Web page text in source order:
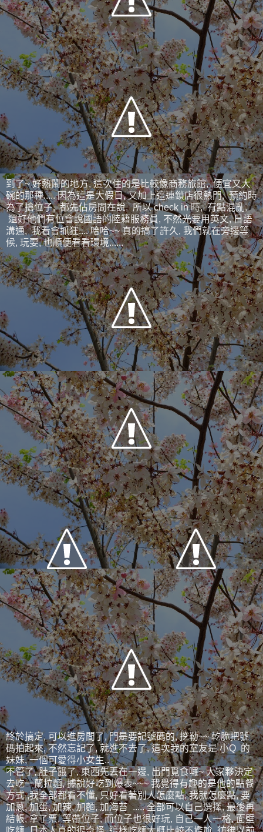
到了~ 好熱鬧的地方, 這次住的是比較像商務旅館, 便宜又大
碗的那種..... 因為這是大假日, 又加上這連鎖店很熱門, 預約時
為了搶位子, 都先佔房間在說, 所以 check in 時, 有點混亂,
還好他們有位會說國語的陸籍服務員, 不然光要用英文, 日語
溝通, 我看會抓狂.... 哈哈~~ 真的搞了許久, 我們就在旁邊等
候, 玩耍, 也順便看看環境......
終於搞定, 可以進房間了, 門是要記號碼的, 挖勒~~ 乾脆把號
碼拍起來, 不然忘記了, 就進不去了, 這次我的室友是 小Q 的
妹妹, 一個可愛得小女生..
不管了, 肚子餓了, 東西先丟在一邊, 出門覓食囉~ 大家夥決定
去吃一蘭拉麵, 據說好吃到爆表~~~ 我覺得有趣的是他的點餐
方式 ,我全部都看不懂, 只好看著別人怎麼點, 我就怎麼點, 要
加蔥, 加蛋, 加辣, 加麵, 加海苔 ..... 全部可以自己選擇, 最後再
結帳, 拿了票, 等帶位子, 而位子也很好玩, 自己一人一格, 面壁